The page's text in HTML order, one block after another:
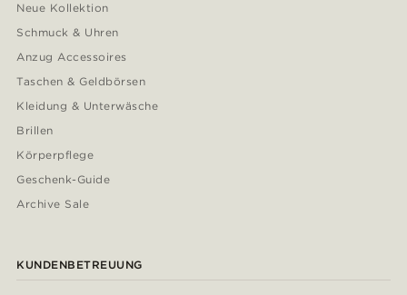
Neue Kollektion
Schmuck & Uhren
Anzug Accessoires
Taschen & Geldbörsen
Kleidung & Unterwäsche
Brillen
Körperpflege
Geschenk-Guide
Archive Sale
KUNDENBETREUUNG